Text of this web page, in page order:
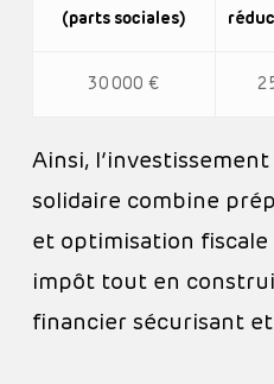
(parts sociales)
30 000 €
Ainsi,
solidaire combine
et optimisation
impôt tout en
financier sécurisant